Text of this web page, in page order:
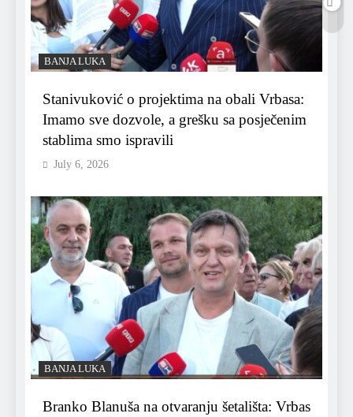
BANJA LUKA
Stanivuković o projektima na obali Vrbasa:
Imamo sve dozvole, a grešku sa posječenim
stablima smo ispravili
July 6, 2026
BANJA LUKA
Branko Blanuša na otvaranju šetališta: Vrbas